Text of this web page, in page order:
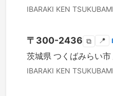
IBARAKI KEN
〒 300-2436 ⧉ 📍
茨城県 つくばみらい市
IBARAKI KEN